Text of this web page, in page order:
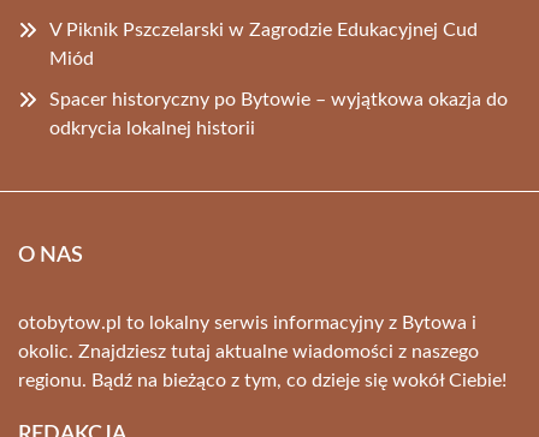
V Piknik Pszczelarski w Zagrodzie Edukacyjnej Cud
Miód
Spacer historyczny po Bytowie – wyjątkowa okazja do
odkrycia lokalnej historii
O NAS
otobytow.pl to lokalny serwis informacyjny z Bytowa i
okolic. Znajdziesz tutaj aktualne wiadomości z naszego
regionu. Bądź na bieżąco z tym, co dzieje się wokół Ciebie!